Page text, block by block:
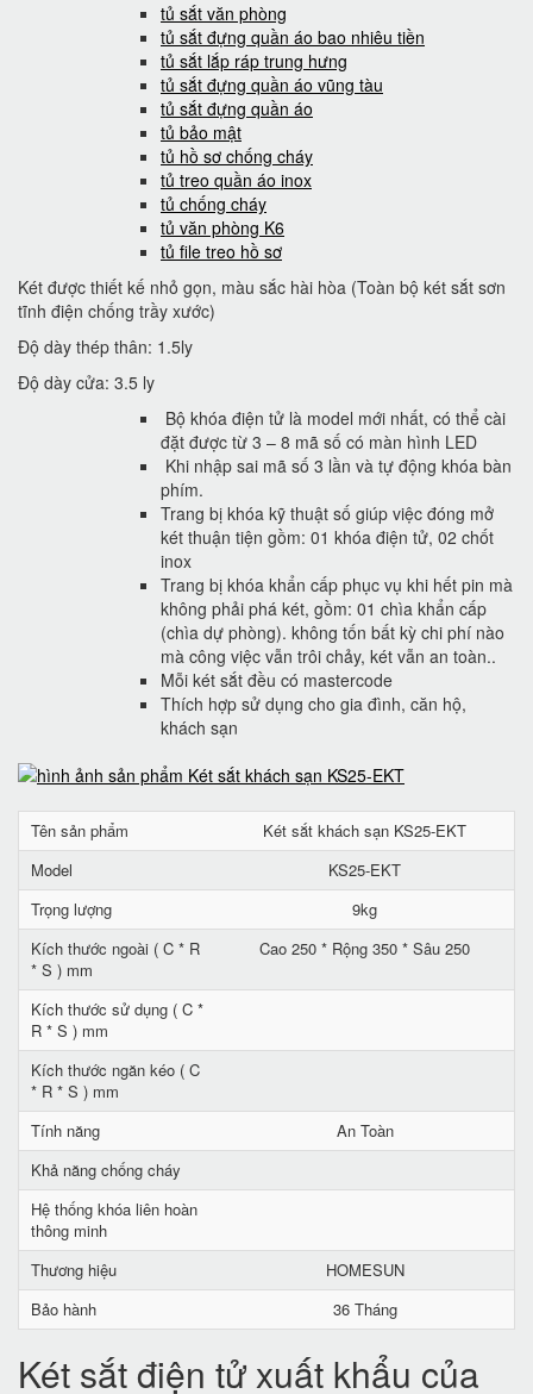
tủ sắt văn phòng
tủ sắt đựng quần áo bao nhiêu tiền
tủ sắt lắp ráp trung hưng
tủ sắt đựng quần áo vũng tàu
tủ sắt đựng quần áo
tủ bảo mật
tủ hồ sơ chống cháy
tủ treo quần áo inox
tủ chống cháy
tủ văn phòng K6
tủ file treo hồ sơ
Két được thiết kế nhỏ gọn, màu sắc hài hòa (Toàn bộ két sắt sơn
tĩnh điện chống trầy xước)
Độ dày thép thân: 1.5ly
Độ dày cửa: 3.5 ly
Bộ khóa điện tử là model mới nhất, có thể cài
đặt được từ 3 – 8 mã số có màn hình LED
Khi nhập sai mã số 3 lần và tự động khóa bàn
phím.
Trang bị khóa kỹ thuật số giúp việc đóng mở
két thuận tiện gồm: 01 khóa điện tử, 02 chốt
inox
Trang bị khóa khẩn cấp phục vụ khi hết pin mà
không phải phá két, gồm: 01 chìa khẩn cấp
(chìa dự phòng). không tốn bất kỳ chi phí nào
mà công việc vẫn trôi chảy, két vẫn an toàn..
Mỗi két sắt đều có mastercode
Thích hợp sử dụng cho gia đình, căn hộ,
khách sạn
Tên sản phẩm
Két sắt khách sạn KS25-EKT
Model
KS25-EKT
Trọng lượng
9kg
Kích thước ngoài ( C * R
* S ) mm
Cao 250 * Rộng 350 * Sâu 250
Kích thước sử dụng ( C *
R * S ) mm
Kích thước ngăn kéo ( C
* R * S ) mm
Tính năng
An Toàn
Khả năng chống cháy
Hệ thống khóa liên hoàn
thông minh
Thương hiệu
HOMESUN
Bảo hành
36 Tháng
Két sắt điện tử xuất khẩu của